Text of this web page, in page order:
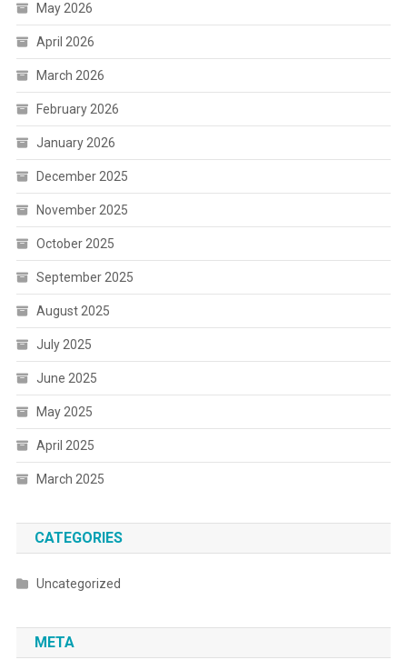
May 2026
April 2026
March 2026
February 2026
January 2026
December 2025
November 2025
October 2025
September 2025
August 2025
July 2025
June 2025
May 2025
April 2025
March 2025
CATEGORIES
Uncategorized
META